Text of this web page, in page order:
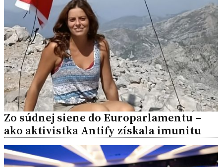
Zo súdnej siene do Europarlamentu –
ako aktivistka Antify získala imunitu